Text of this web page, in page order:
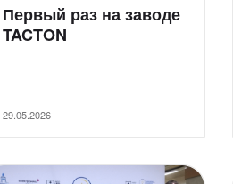
Первый раз на заводе
TACTON
29.05.2026